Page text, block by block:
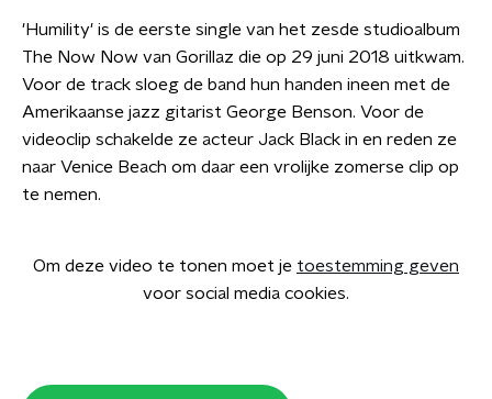
'Humility' is de eerste single van het zesde studioalbum
The Now Now van Gorillaz die op 29 juni 2018 uitkwam.
Voor de track sloeg de band hun handen ineen met de
Amerikaanse jazz gitarist George Benson. Voor de
videoclip schakelde ze acteur Jack Black in en reden ze
naar Venice Beach om daar een vrolijke zomerse clip op
te nemen.
Om deze video te tonen moet je toestemming geven
voor social media cookies.